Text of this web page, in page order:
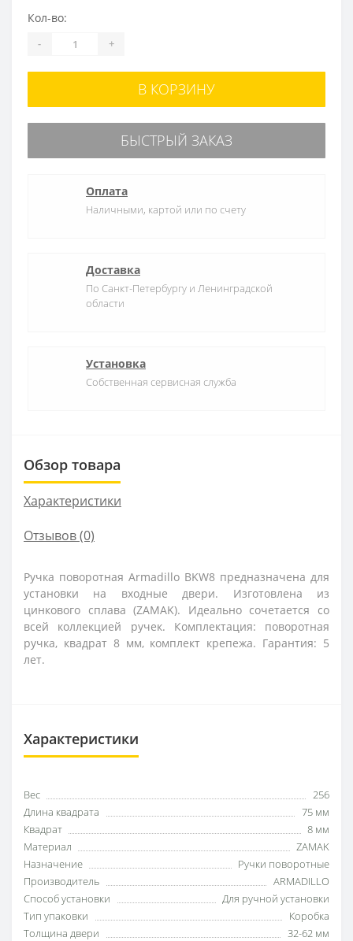
Кол-во:
- +
В КОРЗИНУ
БЫСТРЫЙ ЗАКАЗ
Оплата
Наличными, картой или по счету
Доставка
По Санкт-Петербургу и Ленинградской
области
Установка
Собственная сервисная служба
Обзор товара
Характеристики
Отзывов (0)
Ручка поворотная Armadillo BKW8 предназначена для
установки на входные двери. Изготовлена из
цинкового сплава (ZAMAK). Идеально сочетается со
всей коллекцией ручек. Комплектация: поворотная
ручка, квадрат 8 мм, комплект крепежа. Гарантия: 5
лет.
Характеристики
Вес
256
Длина квадрата
75 мм
Квадрат
8 мм
Материал
ZAMAK
Назначение
Ручки поворотные
Производитель
ARMADILLO
Способ установки
Для ручной установки
Тип упаковки
Коробка
Толщина двери
32-62 мм